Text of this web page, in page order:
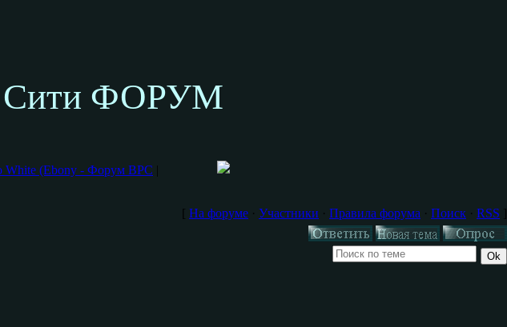
Сити ФОРУМ
White (Ebony - Форум ВРС |
[ На форуме · Участники · Правила форума · Поиск · RSS ]